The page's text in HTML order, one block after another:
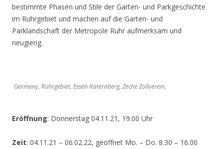
bestimmte Phasen und Stile der Garten- und Parkgeschichte
im Ruhrgebiet und machen auf die Garten- und
Parklandschaft der Metropole Ruhr aufmerksam und
neugierig.
Germany, Ruhrgebiet, Essen-Katernberg, Zeche Zollverein,
Eröffnung: Donnerstag 04.11.21, 19.00 Uhr
Zeit: 04.11.21 – 06.02.22, geöffnet Mo. – Do. 8.30 – 16.00